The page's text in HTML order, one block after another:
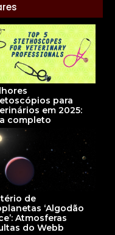
para
em 2025:
completo
de
‘Algodão
Atmosferas
do Webb